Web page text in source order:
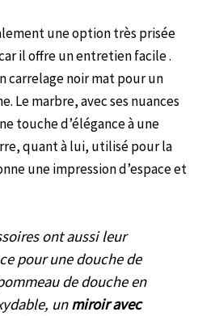
une option très prisée
il offre un entretien facile .
carrelage noir mat pour un
Le marbre, avec ses nuances
touche d’élégance à une
quant à lui, utilisé pour la
une impression d’espace et
ont aussi leur
pour une douche de
de douche en
unmiroir avec